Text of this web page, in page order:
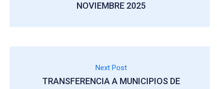
NOVIEMBRE 2025
Next Post
TRANSFERENCIA A MUNICIPIOS DE